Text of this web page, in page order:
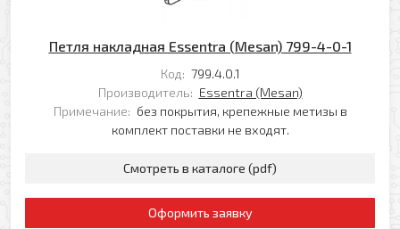
Петля накладная Essentra (Mesan) 799-4-0-1
Код: 799.4.0.1
Производитель: Essentra (Mesan)
Примечание: без покрытия, крепежные метизы в
комплект поставки не входят.
Смотреть в каталоге (pdf)
Оформить заявку
Ваш телефон
Комментарий
Добавить файл